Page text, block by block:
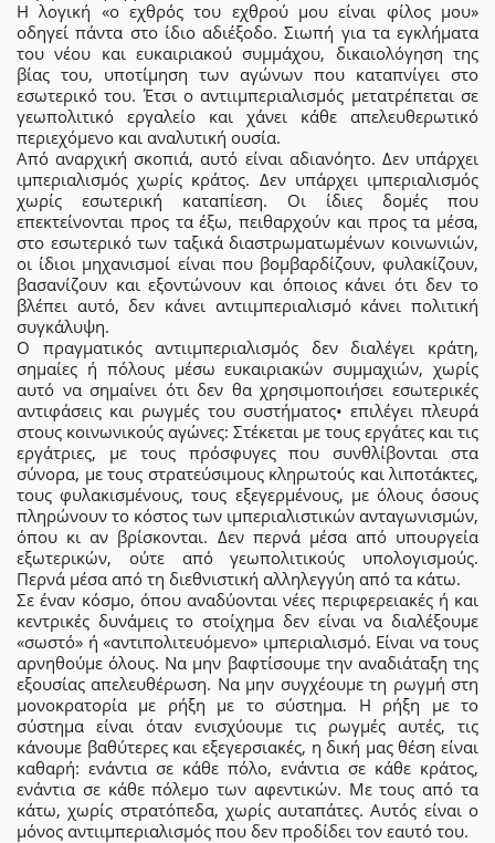
Η λογική «ο εχθρός του εχθρού μου είναι φίλος μου»
οδηγεί πάντα στο ίδιο αδιέξοδο. Σιωπή για τα εγκλήματα
του νέου και ευκαιριακού συμμάχου, δικαιολόγηση της
βίας του, υποτίμηση των αγώνων που καταπνίγει στο
εσωτερικό του. Έτσι ο αντιιμπεριαλισμός μετατρέπεται σε
γεωπολιτικό εργαλείο και χάνει κάθε απελευθερωτικό
περιεχόμενο και αναλυτική ουσία.
Από αναρχική σκοπιά, αυτό είναι αδιανόητο. Δεν υπάρχει
ιμπεριαλισμός χωρίς κράτος. Δεν υπάρχει ιμπεριαλισμός
χωρίς εσωτερική καταπίεση. Οι ίδιες δομές που
επεκτείνονται προς τα έξω, πειθαρχούν και προς τα μέσα,
στο εσωτερικό των ταξικά διαστρωματωμένων κοινωνιών,
οι ίδιοι μηχανισμοί είναι που βομβαρδίζουν, φυλακίζουν,
βασανίζουν και εξοντώνουν και όποιος κάνει ότι δεν το
βλέπει αυτό, δεν κάνει αντιιμπεριαλισμό κάνει πολιτική
συγκάλυψη.
Ο πραγματικός αντιιμπεριαλισμός δεν διαλέγει κράτη,
σημαίες ή πόλους μέσω ευκαιριακών συμμαχιών, χωρίς
αυτό να σημαίνει ότι δεν θα χρησιμοποιήσει εσωτερικές
αντιφάσεις και ρωγμές του συστήματος• επιλέγει πλευρά
στους κοινωνικούς αγώνες: Στέκεται με τους εργάτες και τις
εργάτριες, με τους πρόσφυγες που συνθλίβονται στα
σύνορα, με τους στρατεύσιμους κληρωτούς και λιποτάκτες,
τους φυλακισμένους, τους εξεγερμένους, με όλους όσους
πληρώνουν το κόστος των ιμπεριαλιστικών ανταγωνισμών,
όπου κι αν βρίσκονται. Δεν περνά μέσα από υπουργεία
εξωτερικών, ούτε από γεωπολιτικούς υπολογισμούς.
Περνά μέσα από τη διεθνιστική αλληλεγγύη από τα κάτω.
Σε έναν κόσμο, όπου αναδύονται νέες περιφερειακές ή και
κεντρικές δυνάμεις το στοίχημα δεν είναι να διαλέξουμε
«σωστό» ή «αντιπολιτευόμενο» ιμπεριαλισμό. Είναι να τους
αρνηθούμε όλους. Να μην βαφτίσουμε την αναδιάταξη της
εξουσίας απελευθέρωση. Να μην συγχέουμε τη ρωγμή στη
μονοκρατορία με ρήξη με το σύστημα. Η ρήξη με το
σύστημα είναι όταν ενισχύουμε τις ρωγμές αυτές, τις
κάνουμε βαθύτερες και εξεγερσιακές, η δική μας θέση είναι
καθαρή: ενάντια σε κάθε πόλο, ενάντια σε κάθε κράτος,
ενάντια σε κάθε πόλεμο των αφεντικών. Με τους από τα
κάτω, χωρίς στρατόπεδα, χωρίς αυταπάτες. Αυτός είναι ο
μόνος αντιιμπεριαλισμός που δεν προδίδει τον εαυτό του.